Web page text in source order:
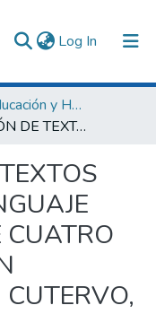
Log In (current)
Facultad de Educación y Humanidades
COMPRENSIÓN DE TEXTOS NARRATIVOS Y LENGUAJE ORAL EN NIÑOS DE CUATRO AÑOS, INSTITUCIÓN EDUCATIVA N°301- CUTERVO, 2019
CUATRO